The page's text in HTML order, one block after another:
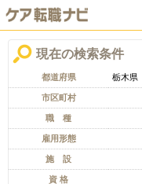
現在の検索条件
都道府県 栃木県
市区町村
職 種
雇用形態
施 設
資 格